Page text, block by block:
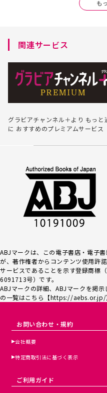
も
関連サービス
グラビアチャンネル＋より もっと
に おすすめのプレミアムサービス
ABJマークは、この電子書店・電子
が、著作権者からコンテンツ使用許
サービスであるこ とを示す登録商標
6091713号）です。
ABJマークの詳細、ABJマークを掲示
の一覧はこちら【https://aebs.or.jp/
お問い合わせ・規約
会社概要
特定商取引法に基づく表示
ご利用ガイド